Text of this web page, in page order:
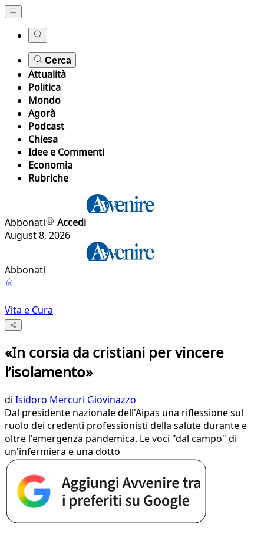
Cerca
Attualità
Politica
Mondo
Agorà
Podcast
Chiesa
Idee e Commenti
Economia
Rubriche
Abbonati
Accedi
August 8, 2026
Abbonati
Vita e Cura
«In corsia da cristiani per vincere
l’isolamento»
di Isidoro Mercuri Giovinazzo
Dal presidente nazionale dell'Aipas una riflessione sul
ruolo dei credenti professionisti della salute durante e
oltre l'emergenza pandemica. Le voci "dal campo" di
un'infermiera e una dotto